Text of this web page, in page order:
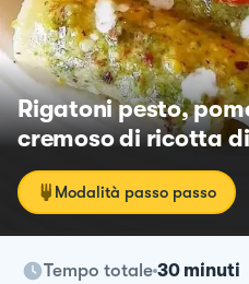
Rigatoni pesto,
cremoso di ricotta
Modalità passo passo
Tempo totale 30 minuti